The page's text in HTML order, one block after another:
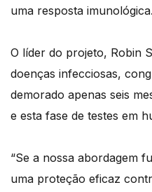
uma resposta imunológica.
O líder do projeto, Robin
doenças infecciosas,
demorado apenas seis
e esta fase de testes em
“Se a nossa abordagem
uma proteção eficaz